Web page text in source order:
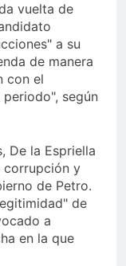
vuelta de
a su
de manera
con el
según
De la Espriella
corrupción y
de Petro.
de
a
en la que